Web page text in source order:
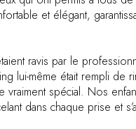
et élégant,
ravis par le
lui-même était rempli de
spécial. Nos
dans chaque prise et